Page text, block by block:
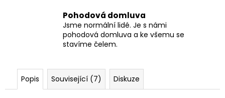
Pohodová domluva
Jsme normální lidé. Je s námi
pohodová domluva a ke všemu se
stavíme čelem.
Popis Související (7) Diskuze